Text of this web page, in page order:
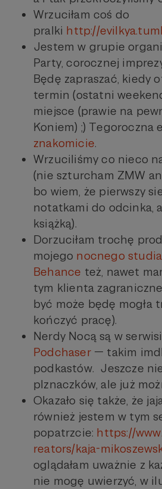
Wrzuciłam coś do
pralki http://
Jestem w grupie
Party, corocznej
Będę zapraszać, kiedy
termin (ostatni
miejsce (prawie na
Koniem) ;) Tegoroczna
znakomicie.
Wrzuciliśmy co nieco
(nie szturcham ZMW
bo wiem, że pierwszy
notatkami do odcinka,
książką).
Dorzuciłam trochę
mojego nocnego studia
Behance też, nawet
tym klienta
być może będę mogła
kończyć pracę).
Nerdy Nocą są w
Podchaser— takim
podkastów. Jeszcze
plznaczków, ale już
Okazało się także, że
również jestem w tym
popatrzcie: https://
reators/kaja-
oglądałam uważnie z
nie mogę uwierzyć, w